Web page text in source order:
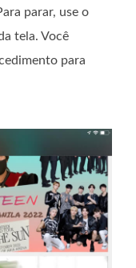
parar, use o
tela. Você
para